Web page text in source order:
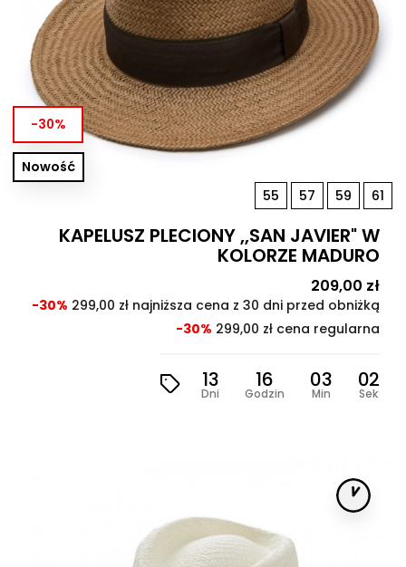
-30%
Nowość
55
57 59 61
KAPELUSZ PLECIONY ,,SAN JAVIER" W
KOLORZE MADURO
Cena
209,00 zł
-30% 299,00 zł najniższa cena z 30 dni przed obniżką
-30% 299,00 zł cena regularna
13
Dni
16
Godzin
03
Min
00
Sek